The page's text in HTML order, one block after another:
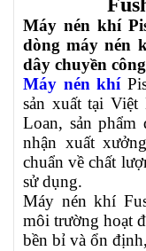
Máy nén khí
dòng máy nén
dây chuyền
Máy nén khí
sản xuất tại
Loan, sản
nhận xuất
chuẩn về chất
sử dụng.
Máy nén khí
môi trường hoạt
bền bỉ và ổn định,